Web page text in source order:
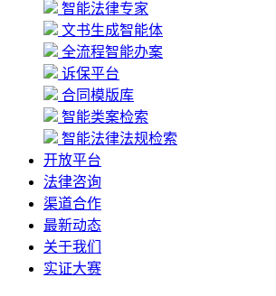
智能法律专家
文书生成智能体
全流程智能办案
诉保平台
合同模版库
智能类案检索
智能法律法规检索
开放平台
法律咨询
渠道合作
最新动态
关于我们
实证大赛